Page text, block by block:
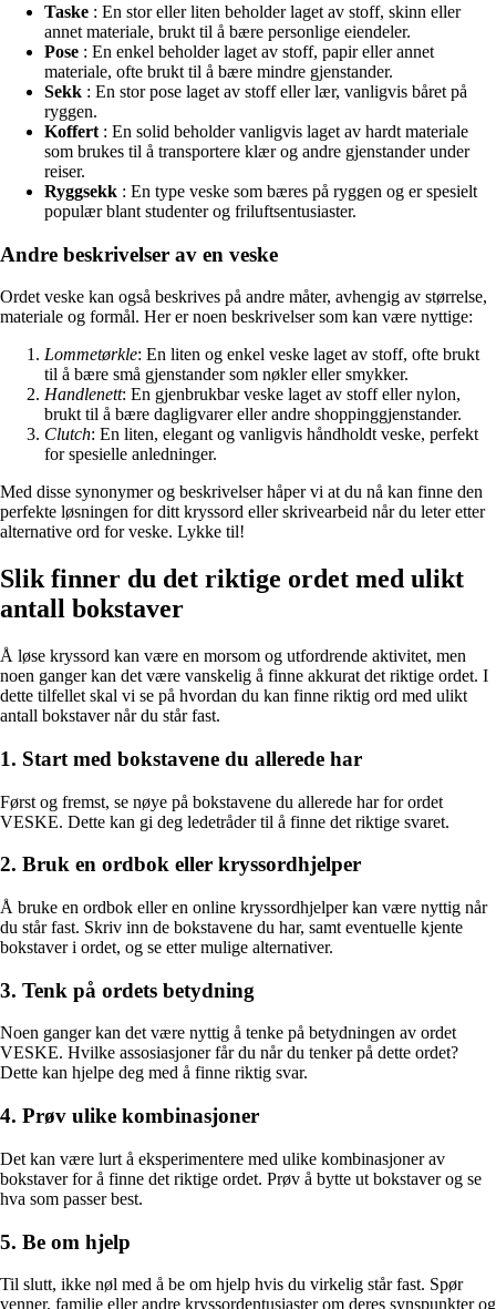
Taske : En stor eller liten beholder laget av stoff, skinn eller
annet materiale, brukt til å bære personlige eiendeler.
Pose : En enkel beholder laget av stoff, papir eller annet
materiale, ofte brukt til å bære mindre gjenstander.
Sekk : En stor pose laget av stoff eller lær, vanligvis båret på
ryggen.
Koffert : En solid beholder vanligvis laget av hardt materiale
som brukes til å transportere klær og andre gjenstander under
reiser.
Ryggsekk : En type veske som bæres på ryggen og er spesielt
populær blant studenter og friluftsentusiaster.
Andre beskrivelser av en veske
Ordet veske kan også beskrives på andre måter, avhengig av størrelse,
materiale og formål. Her er noen beskrivelser som kan være nyttige:
Lommetørkle: En liten og enkel veske laget av stoff, ofte brukt
til å bære små gjenstander som nøkler eller smykker.
Handlenett: En gjenbrukbar veske laget av stoff eller nylon,
brukt til å bære dagligvarer eller andre shoppinggjenstander.
Clutch: En liten, elegant og vanligvis håndholdt veske, perfekt
for spesielle anledninger.
Med disse synonymer og beskrivelser håper vi at du nå kan finne den
perfekte løsningen for ditt kryssord eller skrivearbeid når du leter etter
alternative ord for veske. Lykke til!
Slik finner du det riktige ordet med ulikt
antall bokstaver
Å løse kryssord kan være en morsom og utfordrende aktivitet, men
noen ganger kan det være vanskelig å finne akkurat det riktige ordet. I
dette tilfellet skal vi se på hvordan du kan finne riktig ord med ulikt
antall bokstaver når du står fast.
1. Start med bokstavene du allerede har
Først og fremst, se nøye på bokstavene du allerede har for ordet
VESKE. Dette kan gi deg ledetråder til å finne det riktige svaret.
2. Bruk en ordbok eller kryssordhjelper
Å bruke en ordbok eller en online kryssordhjelper kan være nyttig når
du står fast. Skriv inn de bokstavene du har, samt eventuelle kjente
bokstaver i ordet, og se etter mulige alternativer.
3. Tenk på ordets betydning
Noen ganger kan det være nyttig å tenke på betydningen av ordet
VESKE. Hvilke assosiasjoner får du når du tenker på dette ordet?
Dette kan hjelpe deg med å finne riktig svar.
4. Prøv ulike kombinasjoner
Det kan være lurt å eksperimentere med ulike kombinasjoner av
bokstaver for å finne det riktige ordet. Prøv å bytte ut bokstaver og se
hva som passer best.
5. Be om hjelp
Til slutt, ikke nøl med å be om hjelp hvis du virkelig står fast. Spør
venner, familie eller andre kryssordentusiaster om deres synspunkter og